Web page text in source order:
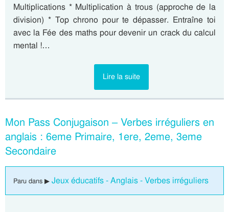
Multiplications * Multiplication à trous (approche de la
division) * Top chrono pour te dépasser. Entraîne toi
avec la Fée des maths pour devenir un crack du calcul
mental !…
Lire la suite
Mon Pass Conjugaison – Verbes irréguliers en
anglais : 6eme Primaire, 1ere, 2eme, 3eme
Secondaire
Paru dans ▶ Jeux éducatifs - Anglais - Verbes irréguliers